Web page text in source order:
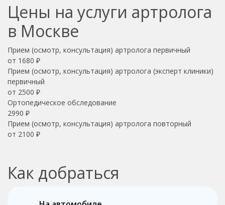
Цены на услуги артролога
в Москве
Прием (осмотр, консультация) артролога первичный
от 1680 ₽
Прием (осмотр, консультация) артролога (эксперт клиники)
первичный
от 2500 ₽
Ортопедическое обследование
2990 ₽
Прием (осмотр, консультация) артролога повторный
от 2100 ₽
Как добраться